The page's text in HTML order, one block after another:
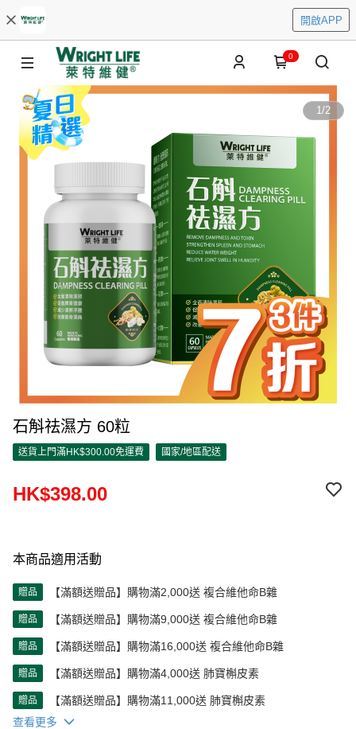
開啟APP
0
1/2
石斛祛濕方 60粒
送貨上門滿HK$300.00免運費 國家/地區配送
HK$398.00
本商品適用活動
贈品 【滿額送贈品】購物滿2,000送 複合維他命B雜
贈品 【滿額送贈品】購物滿9,000送 複合維他命B雜
贈品 【滿額送贈品】購物滿16,000送 複合維他命B雜
贈品 【滿額送贈品】購物滿4,000送 肺寶槲皮素
贈品
【滿額送贈品】購物滿11,000送 肺寶槲皮素
查看更多